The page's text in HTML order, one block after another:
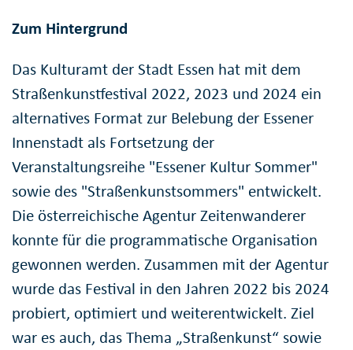
Zum Hintergrund
Das Kulturamt der Stadt Essen hat mit dem
Straßenkunstfestival 2022, 2023 und 2024 ein
alternatives Format zur Belebung der Essener
Innenstadt als Fortsetzung der
Veranstaltungsreihe "Essener Kultur Sommer"
sowie des "Straßenkunstsommers" entwickelt.
Die österreichische Agentur Zeitenwanderer
konnte für die programmatische Organisation
gewonnen werden. Zusammen mit der Agentur
wurde das Festival in den Jahren 2022 bis 2024
probiert, optimiert und weiterentwickelt. Ziel
war es auch, das Thema „Straßenkunst“ sowie